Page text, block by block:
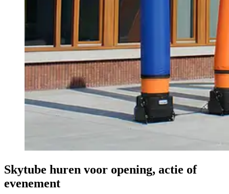
Skytube huren voor opening, actie of
evenement